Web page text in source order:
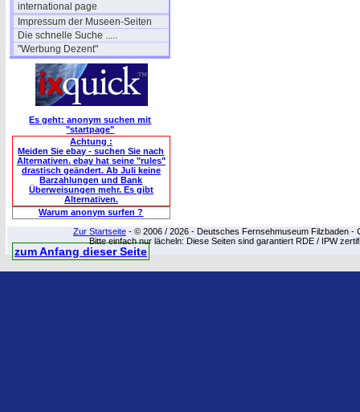
international page
Impressum der Museen-Seiten
Die schnelle Suche .....
"Werbung Dezent"
Es geht: anonym suchen mit
"startpage"
Achtung :
Meiden Sie ebay - suchen Sie nach
Alternativen. ebay hat seine "rules"
drastisch geändert. Ab Juli keine
Barzahlungen und Bank
Überweisungen mehr. Es gibt
Alternativen.
Warum anonym surfen ?
Zur Startseite - © 2006 / 2026 - Deutsches Fernsehmuseum Filzbaden -
Bitte einfach nur lächeln: Diese Seiten sind garantiert RDE / IPW
zum Anfang dieser Seite